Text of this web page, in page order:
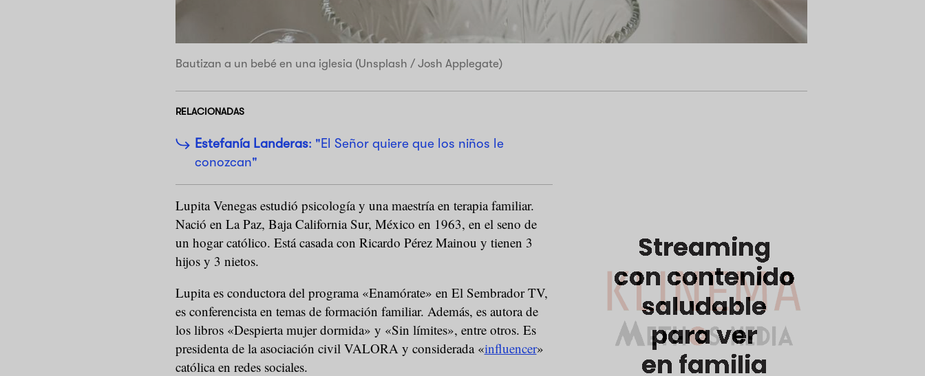
Bautizan a un bebé en una iglesia (Unsplash / Josh Applegate)
RELACIONADAS
Estefanía Landeras: "El Señor quiere que los niños le
conozcan"
Lupita Venegas estudió psicología y una maestría en terapia familiar.
Nació en La Paz, Baja California Sur, México en 1963, en el seno de
un hogar católico. Está casada con Ricardo Pérez Mainou y tienen 3
hijos y 3 nietos.
Lupita es conductora del programa «Enamórate» en El Sembrador TV,
es conferencista en temas de formación familiar. Además, es autora de
los libros «Despierta mujer dormida» y «Sin límites», entre otros. Es
presidenta de la asociación civil VALORA y considerada «influencer»
católica en redes sociales.